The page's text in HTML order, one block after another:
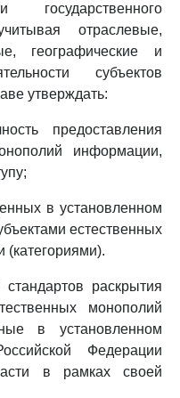
отраслевые,
географические и
субъектов
утверждать:
предоставления
информации,
в установленном
естественных
(категориями).
раскрытия
монополий
в установленном
Федерации
в рамках своей